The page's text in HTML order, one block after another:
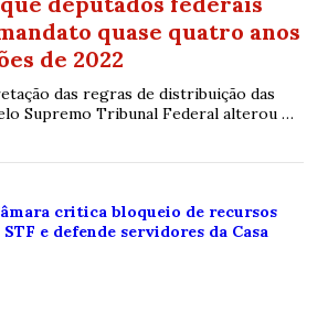
quase quatro anos
de 2022
das regras de distribuição das
Supremo Tribunal Federal alterou o